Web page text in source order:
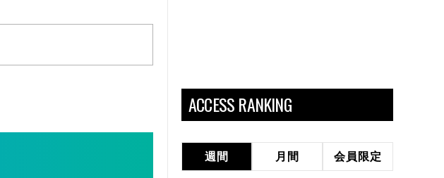
ACCESS RANKING
週間 月間 会員限定